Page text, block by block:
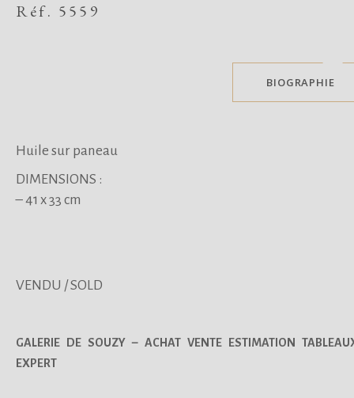
Réf. 5559
BIOGRAPHIE
Huile sur paneau
DIMENSIONS :
– 41 x 33 cm
VENDU / SOLD
GALERIE DE SOUZY – ACHAT VENTE ESTIMATION
EXPERT